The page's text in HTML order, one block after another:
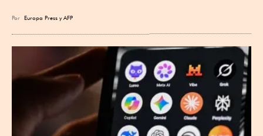
Por Europa Press yAFP